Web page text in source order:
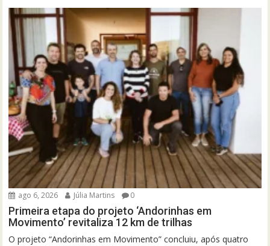
ago 6, 2026 Júlia Martins 0
Primeira etapa do projeto ‘Andorinhas em
Movimento’ revitaliza 12 km de trilhas
O projeto “Andorinhas em Movimento” concluiu, após quatro